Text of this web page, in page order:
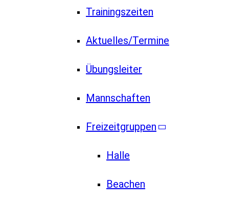
Trainingszeiten
Aktuelles/Termine
Übungsleiter
Mannschaften
Freizeitgruppen
Halle
Beachen